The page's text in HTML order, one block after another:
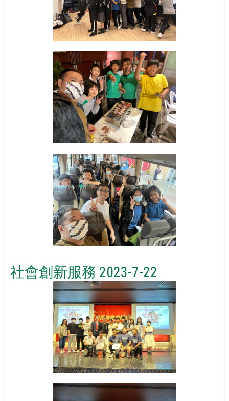
社會創新服務 2023-7-22